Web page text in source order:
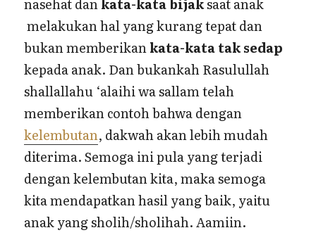
nasehat dankata-kata bijaksaat anak
melakukan hal yang kurang tepat dan
bukan memberikankata-kata tak sedap
kepada anak. Dan bukankah Rasulullah
shallallahu ‘alaihi wa sallam telah
memberikan contoh bahwa dengan
kelembutan, dakwah akan lebih mudah
diterima. Semoga ini pula yang terjadi
dengan kelembutan kita, maka semoga
kita mendapatkan hasil yang baik, yaitu
anak yang sholih/sholihah. Aamiin.